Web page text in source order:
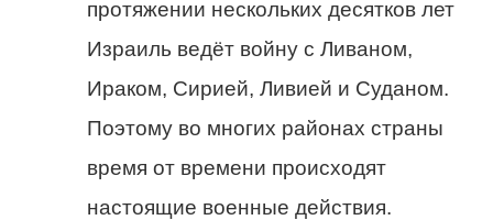
протяжении нескольких десятков лет
Израиль ведёт войну с Ливаном,
Ираком, Сирией, Ливией и Суданом.
Поэтому во многих районах страны
время от времени происходят
настоящие военные действия.